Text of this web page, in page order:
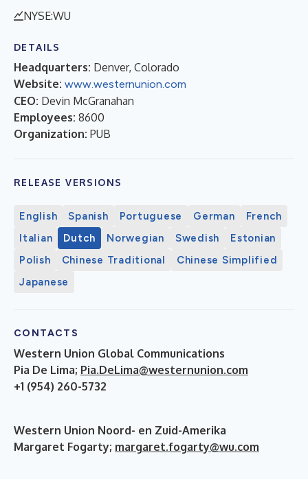
NYSE:WU
DETAILS
Headquarters: Denver, Colorado
Website: www.westernunion.com
CEO: Devin McGranahan
Employees: 8600
Organization: PUB
RELEASE VERSIONS
English Spanish Portuguese German
French
Italian
Dutch Norwegian Swedish
Estonian
Polish
Chinese Traditional
Chinese Simplified
Japanese
CONTACTS
Western Union Global Communications
Pia De Lima; Pia.DeLima@westernunion.com
+1 (954) 260-5732
Western Union Noord- en Zuid-Amerika
Margaret Fogarty; margaret.fogarty@wu.com